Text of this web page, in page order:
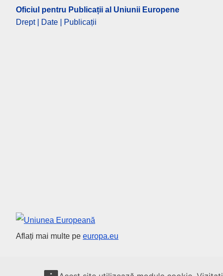
Oficiul pentru Publicații al Uniunii Europene
Drept | Date | Publicații
Uniunea Europeană
Aflați mai multe pe europa.eu